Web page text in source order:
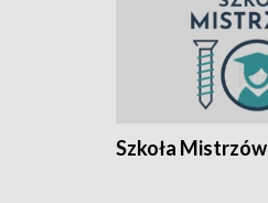
Szkoła Mistrzów